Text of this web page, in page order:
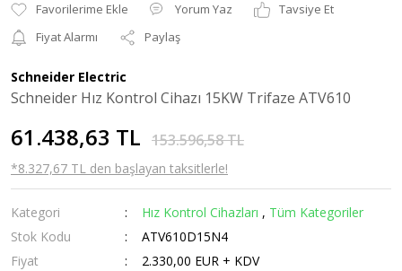
Yorum Yaz
Tavsiye Et
Fiyat Alarmı
Paylaş
Schneider Electric
Schneider Hız Kontrol Cihazı 15KW Trifaze ATV610
61.438,63 TL 153.596,58 TL
*8.327,67 TL den başlayan taksitlerle!
Kategori Hız Kontrol Cihazları , Tüm Kategoriler
Stok Kodu
ATV610D15N4
Fiyat
2.330,00 EUR + KDV